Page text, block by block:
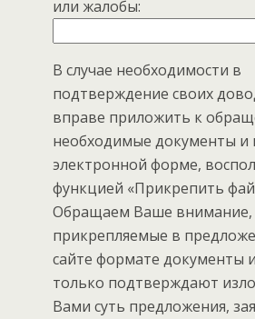
или жалобы:
В случае необходимости в
подтверждение своих
вправе приложить к
необходимые документы и
электронной форме,
функцией «Прикрепить
Обращаем Ваше внимание,
прикрепляемые в
сайте формате документы
только подтверждают
Вами суть предложения,